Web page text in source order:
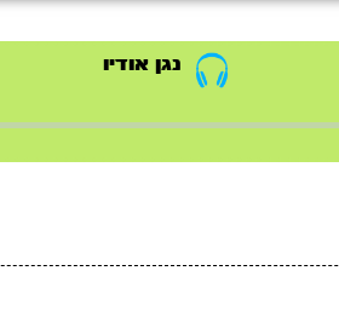
נגן אודיו